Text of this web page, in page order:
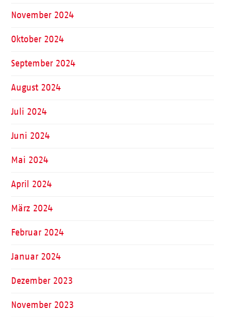
November 2024
Oktober 2024
September 2024
August 2024
Juli 2024
Juni 2024
Mai 2024
April 2024
März 2024
Februar 2024
Januar 2024
Dezember 2023
November 2023